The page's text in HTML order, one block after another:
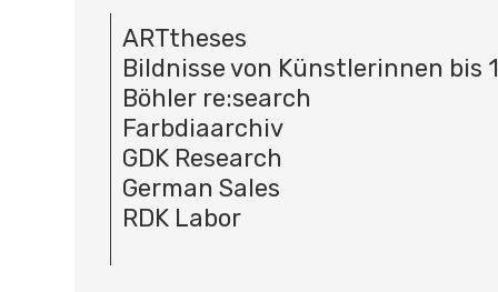
ARTtheses
Bildnisse von Künstlerinnen bis
Böhler re:search
Farbdiaarchiv
GDK Research
German Sales
RDK Labor